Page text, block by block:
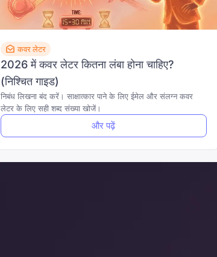
कवर लेटर
2026 में कवर लेटर कितना लंबा होना चाहिए?
(निश्चित गाइड)
निबंध लिखना बंद करें। साक्षात्कार पाने के लिए ईमेल और संलग्न कवर
लेटर के लिए सही शब्द संख्या खोजें।
और पढ़ें